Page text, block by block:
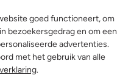
goed functioneert, om
bezoekersgedrag en om een
advertenties.
met het gebruik van alle
.